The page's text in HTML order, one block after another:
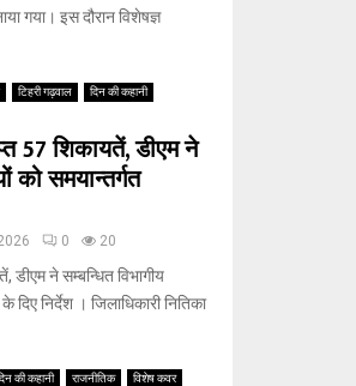
गया। इस दौरान विशेषज्ञ
टिहरी गढ़वाल
दिन की कहानी
57 शिकायतें, डीएम ने
को समयान्तर्गत
0 20
डीएम ने सम्बन्धित विभागीय
निर्देश । जिलाधिकारी नितिका
की कहानी राजनीतिक
विशेष कवर